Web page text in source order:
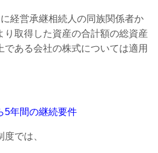
営承継相続人の同族関係者か
り取得した資産の合計額の総資産
である会社の株式については適用
年間の継続要件
では、